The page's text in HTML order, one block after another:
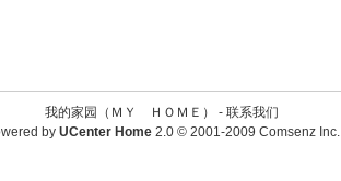
我的家园（ＭＹ ＨＯＭＥ） - 联系我们
by UCenter Home 2.0© 2001-2009 Comsenz Inc.